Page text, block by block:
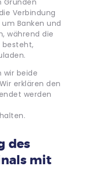
Verbindung
Banken und
während die
besteht,
wir beide
erklären den
werden
des
mit